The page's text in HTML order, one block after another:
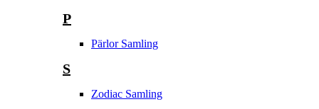
P
Pärlor Samling
S
Zodiac Samling